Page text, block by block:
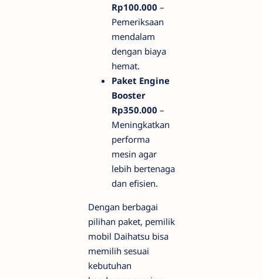
Rp100.000 –
Pemeriksaan
mendalam
dengan biaya
hemat.
Paket Engine
Booster
Rp350.000 –
Meningkatkan
performa
mesin agar
lebih bertenaga
dan efisien.
Dengan berbagai
pilihan paket, pemilik
mobil Daihatsu bisa
memilih sesuai
kebutuhan